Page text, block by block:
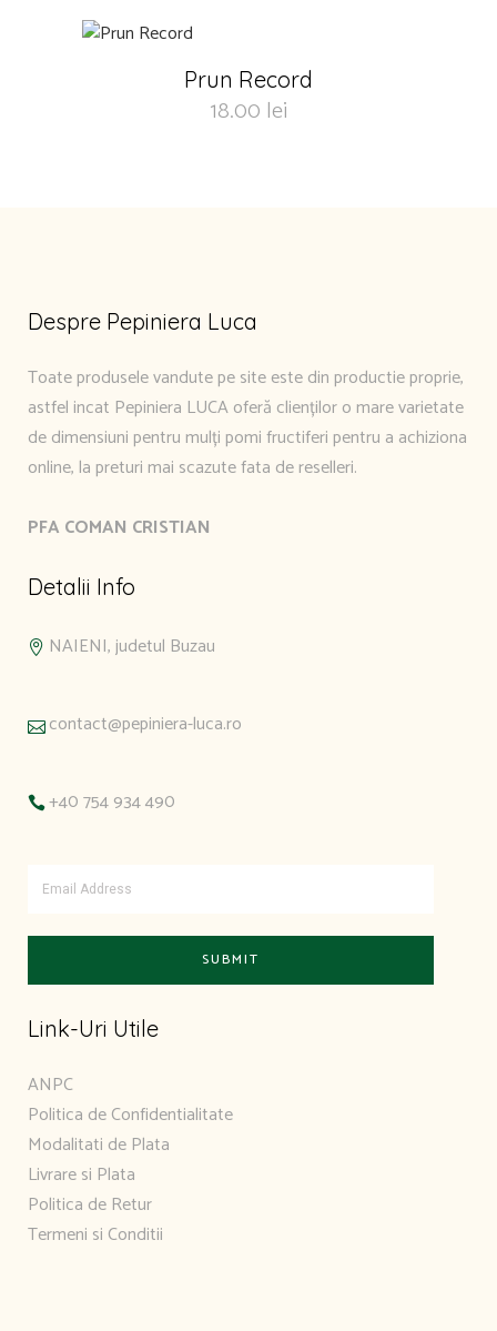
Prun Record
18.00 lei
Despre Pepiniera Luca
Toate produsele vandute pe site este din productie proprie,
astfel incat Pepiniera LUCA oferă clienților o mare varietate
de dimensiuni pentru mulți pomi fructiferi pentru a achiziona
online, la preturi mai scazute fata de reselleri.
PFA COMAN CRISTIAN
Detalii Info
NAIENI, judetul Buzau
contact@pepiniera-luca.ro
+40 754 934 490
Link-Uri Utile
ANPC
Politica de Confidentialitate
Modalitati de Plata
Livrare si Plata
Politica de Retur
Termeni si Conditii